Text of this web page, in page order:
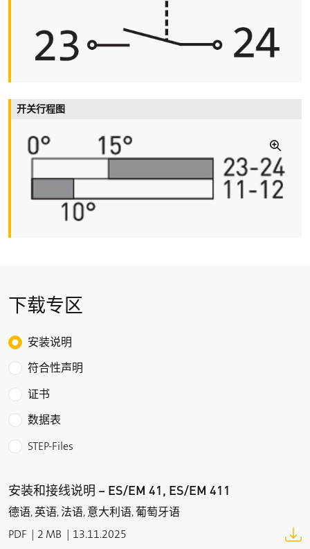
短路保护
6 A gG/gN 型熔丝管
> 1百万操作次数
运行周期
max. 3600/h
环境温度
–20 °C … +80 °C
开关点的重复性精度
a
重量
130 g
开关行程图
下载专区
Choose the type of download
安装说明
符合性声明
证书
数据表
STEP-Files
安装和接线说明 – ES/EM 41, ES/EM 411
德语, 英语, 法语, 意大利语, 葡萄牙语
PDF
2 MB 13.11.2025